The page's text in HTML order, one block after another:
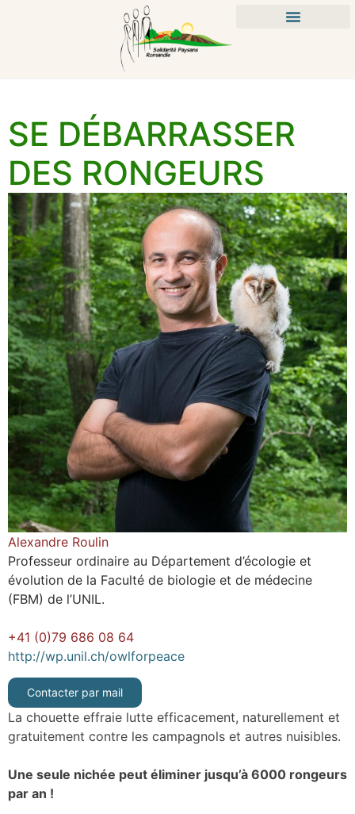
SE DÉBARRASSER
DES RONGEURS
Alexandre Roulin
Professeur ordinaire au Département d’écologie et
évolution de la Faculté de biologie et de médecine
(FBM) de l’UNIL.
+41 (0)79 686 08 64
http://wp.unil.ch/owlforpeace
Contacter par mail
La chouette effraie lutte efficacement, naturellement et
gratuitement contre les campagnols et autres nuisibles.
Une seule nichée peut éliminer jusqu’à 6000 rongeurs
par an !